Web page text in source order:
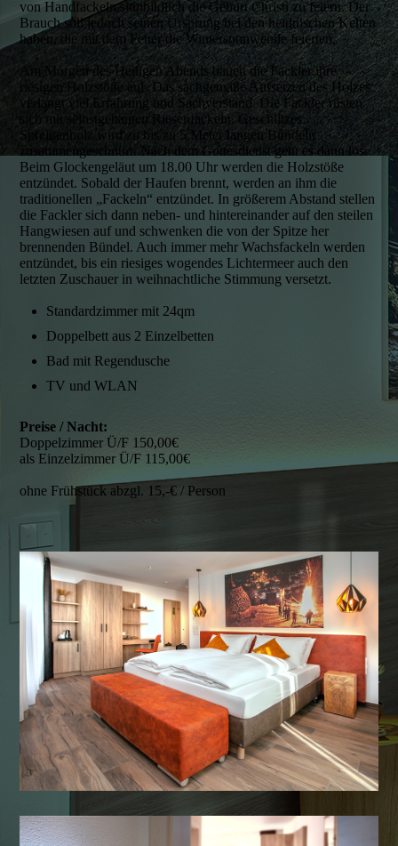
von Handfackeln sinnbildlich die Geburt Christi zu feiern. Der
Brauch soll jedoch seinen Ursprung bei den heidnischen Kelten
haben, die mit dem Feuer die Wintersonnwende feierten.
Am Morgen des Heiligen Abends bauen die Fackler ihre
riesigen Holzstöße auf. Das sachgemäße Aufsetzen des Holzes
verlangt viel Erfahrung und Sachverstand. Die Fackler rüsten
sich mit selbstgebauten Riesenfackeln. Geschlitzes
Spreißenholz wird zu bis zu 5 Meter langen Bündeln
zusammengeschnürt. Nach dem Gottesdienst geht es dann los.
Beim Glockengeläut um 18.00 Uhr werden die Holzstöße
entzündet. Sobald der Haufen brennt, werden an ihm die
traditionellen „Fackeln“ entzündet. In größerem Abstand stellen
die Fackler sich dann neben- und hintereinander auf den steilen
Hangwiesen auf und schwenken die von der Spitze her
brennenden Bündel. Auch immer mehr Wachsfackeln werden
entzündet, bis ein riesiges wogendes Lichtermeer auch den
letzten Zuschauer in weihnachtliche Stimmung versetzt.
Standardzimmer mit 24qm
Doppelbett aus 2 Einzelbetten
Bad mit Regendusche
TV und WLAN
Preise / Nacht:
Doppelzimmer Ü/F 150,00€
als Einzelzimmer Ü/F 115,00€
ohne Frühstück abzgl. 15,-€ / Person